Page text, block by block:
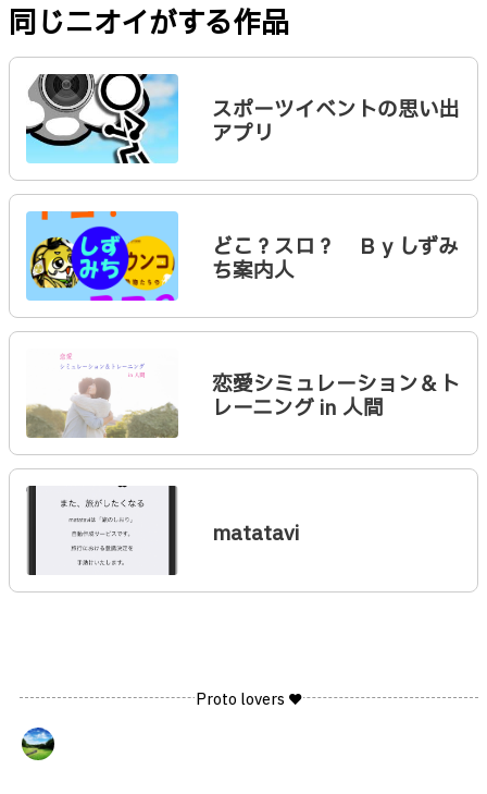
同じニオイがする作品
スポーツイベントの思い出
アプリ
どこ？スロ？ Ｂｙしずみ
ち案内人
恋愛シミュレーション＆ト
レーニング in 人間
matatavi
Proto lovers ♥